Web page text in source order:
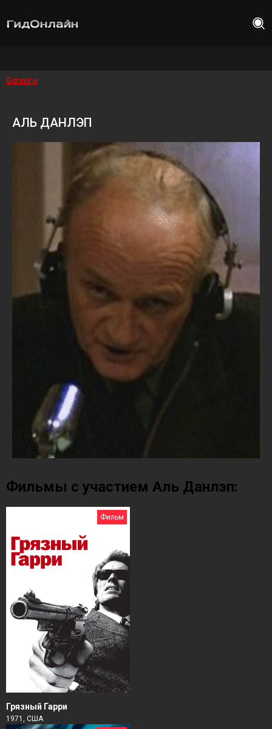
Gidonline
АЛЬ ДАНЛЭП
Фильмы с участием Аль Данлэп:
Фильм
Грязный Гарри
1971, США